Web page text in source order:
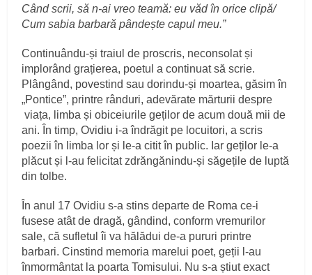
Când scrii, să n-ai vreo teamă: eu văd în orice clipă/
Cum sabia barbară pândește capul meu.”
Continuându-și traiul de proscris, neconsolat și
implorând grațierea, poetul a continuat să scrie.
Plângând, povestind sau dorindu-și moartea, găsim în
„Pontice”, printre rânduri, adevărate mărturii despre
viața, limba și obiceiurile geților de acum două mii de
ani. În timp, Ovidiu i-a îndrăgit pe locuitori, a scris
poezii în limba lor și le-a citit în public. Iar geților le-a
plăcut și l-au felicitat zdrăngănindu-și săgețile de luptă
din tolbe.
În anul 17 Ovidiu s-a stins departe de Roma ce-i
fusese atât de dragă, gândind, conform vremurilor
sale, că sufletul îi va hălădui de-a pururi printre
barbari. Cinstind memoria marelui poet, geții l-au
înmormântat la poarta Tomisului. Nu s-a știut exact